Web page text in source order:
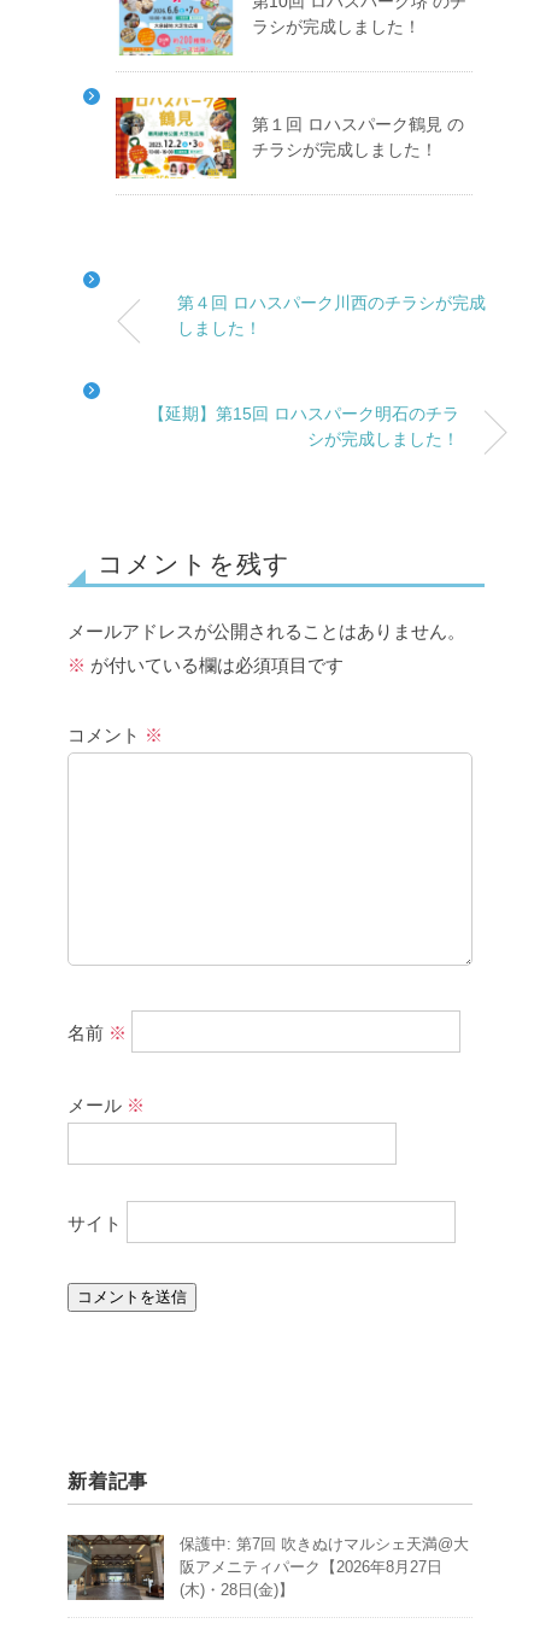
ラシが完成しました！
第１回 ロハスパーク鶴見 の
チラシが完成しました！
第４回 ロハスパーク川西のチラシが完成
しました！
【延期】第15回 ロハスパーク明石のチラ
シが完成しました！
コメントを残す
メールアドレスが公開されることはありません。
※ が付いている欄は必須項目です
コメント ※
名前 ※
メール ※
サイト
新着記事
保護中: 第7回 吹きぬけマルシェ天満@大
阪アメニティパーク【2026年8月27日
(木)・28日(金)】